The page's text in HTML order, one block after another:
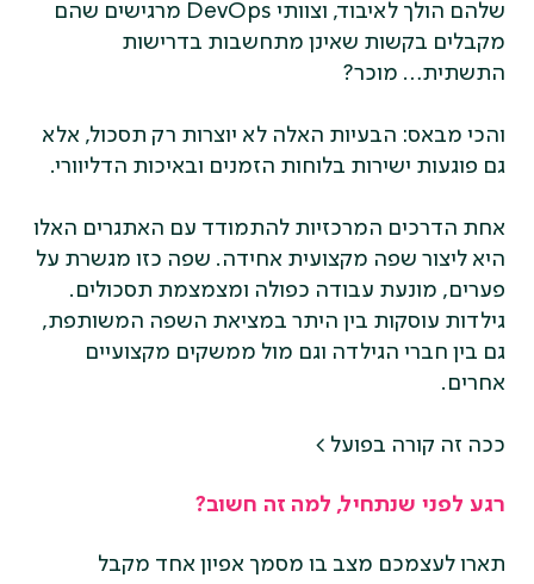
שלהם הולך לאיבוד, וצוותי DevOps מרגישים שהם
מקבלים בקשות שאינן מתחשבות בדרישות
התשתית… מוכר?
והכי מבאס: הבעיות האלה לא יוצרות רק תסכול, אלא
גם פוגעות ישירות בלוחות הזמנים ובאיכות הדליוורי.
אחת הדרכים המרכזיות להתמודד עם האתגרים האלו
היא ליצור שפה מקצועית אחידה. שפה כזו מגשרת על
פערים, מונעת עבודה כפולה ומצמצמת תסכולים.
גילדות עוסקות בין היתר במציאת השפה המשותפת,
גם בין חברי הגילדה וגם מול ממשקים מקצועיים
אחרים.
ככה זה קורה בפועל >
רגע לפני שנתחיל, למה זה חשוב?
תארו לעצמכם מצב בו מסמך אפיון אחד מקבל